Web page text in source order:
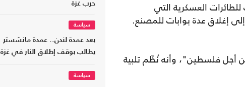
العسكرية التي
إغلاق عدة بوابات للمصنع.
أجل فلسطين"، وأنه نُظّم تلبية
حرب غزة
سياسة
بعد عمدة لندن.. عمدة مانشستر
يطالب بوقف إطلاق النار في غزة
سياسة